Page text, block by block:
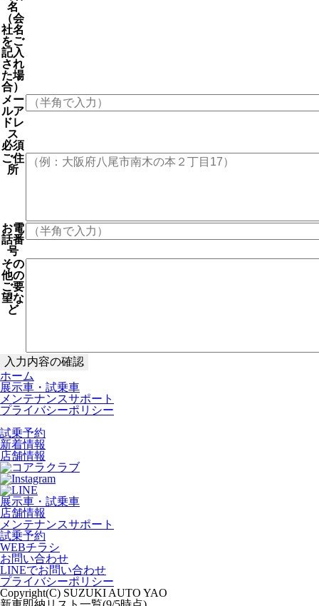
名
（会
社名
をご
記入
され
た場
合）
メー
ルア
ドレ
ス
必須
ご住
所
お電
話番
号
その
他の
ご要
望な
ど
ホーム
展示車・試乗車
メンテナンスサポート
プライバシーポリシー
試乗予約
新着情報
店舗情報
展示車・試乗車
店舗情報
メンテナンスサポート
試乗予約
WEBチラシ
お問い合わせ
LINEでお問い合わせ
プライバシーポリシー
Copyright(C) SUZUKI AUTO YAO